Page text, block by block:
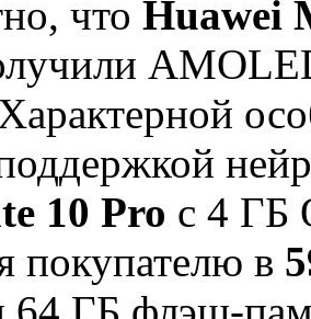
что Huawei
10 Pro с 4 ГБ
покупателю в